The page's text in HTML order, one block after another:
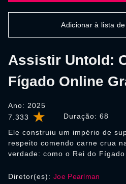
7.333 Duração: 68
Assistir Untold:
Fígado Online
Ano: 2025
Ele construiu um império de
respeito comendo carne crua
verdade: como o Rei do
Adicionar à lista
Diretor(es): Joe Pearlman